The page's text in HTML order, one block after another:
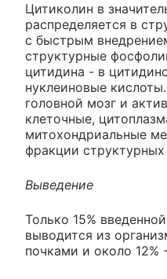
Цитиколин в
распределяется в
с быстрым
структурные
цитидина - в
нуклеиновые
головной мозг и
клеточные,
митохондриальные
фракции
Выведение
Только 15%
выводится из
почками и около